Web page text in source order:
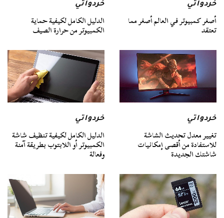
خردواتي
أصغر كمبيوتر في العالم أصغر مما
تعتقد
خردواتي
الدليل الكامل لكيفية حماية
الكمبيوتر من حرارة الصيف
خردواتي
تغيير معدل تحديث الشاشة
للاستفادة من أقصى إمكانيات
شاشتك الجديدة
خردواتي
الدليل الكامل لكيفية تنظيف شاشة
الكمبيوتر أو اللابتوب بطريقة آمنة
وفعالة